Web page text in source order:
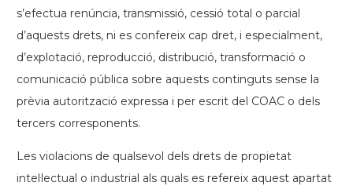
s’efectua renúncia, transmissió, cessió total o parcial
d’aquests drets, ni es confereix cap dret, i especialment,
d’explotació, reproducció, distribució, transformació o
comunicació pública sobre aquests continguts sense la
prèvia autorització expressa i per escrit del COAC o dels
tercers corresponents.
Les violacions de qualsevol dels drets de propietat
intel·lectual o industrial als quals es refereix aquest apartat